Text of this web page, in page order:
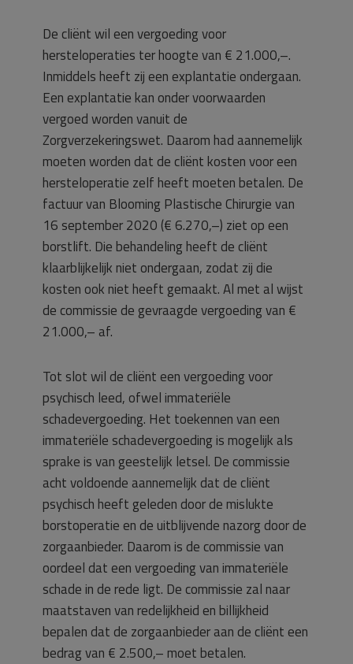
De cliënt wil een vergoeding voor
hersteloperaties ter hoogte van € 21.000,–.
Inmiddels heeft zij een explantatie ondergaan.
Een explantatie kan onder voorwaarden
vergoed worden vanuit de
Zorgverzekeringswet. Daarom had aannemelijk
moeten worden dat de cliënt kosten voor een
hersteloperatie zelf heeft moeten betalen. De
factuur van Blooming Plastische Chirurgie van
16 september 2020 (€ 6.270,–) ziet op een
borstlift. Die behandeling heeft de cliënt
klaarblijkelijk niet ondergaan, zodat zij die
kosten ook niet heeft gemaakt. Al met al wijst
de commissie de gevraagde vergoeding van €
21.000,– af.
Tot slot wil de cliënt een vergoeding voor
psychisch leed, ofwel immateriële
schadevergoeding. Het toekennen van een
immateriële schadevergoeding is mogelijk als
sprake is van geestelijk letsel. De commissie
acht voldoende aannemelijk dat de cliënt
psychisch heeft geleden door de mislukte
borstoperatie en de uitblijvende nazorg door de
zorgaanbieder. Daarom is de commissie van
oordeel dat een vergoeding van immateriële
schade in de rede ligt. De commissie zal naar
maatstaven van redelijkheid en billijkheid
bepalen dat de zorgaanbieder aan de cliënt een
bedrag van € 2.500,– moet betalen.